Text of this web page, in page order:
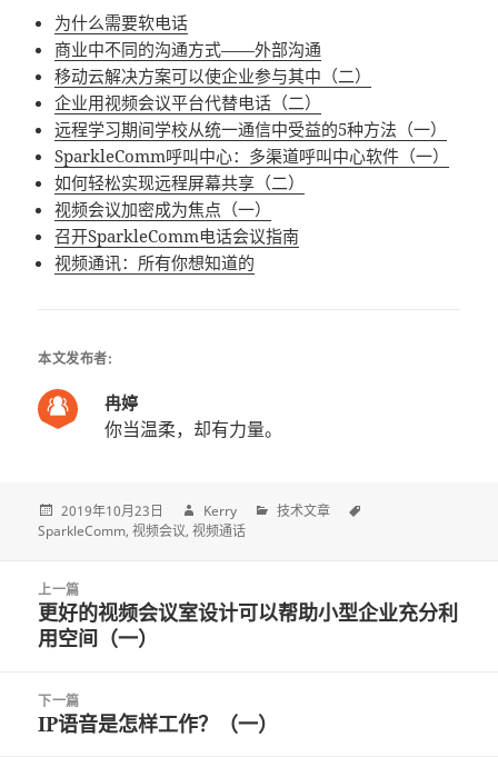
为什么需要软电话
商业中不同的沟通方式——外部沟通
移动云解决方案可以使企业参与其中（二）
企业用视频会议平台代替电话（二）
远程学习期间学校从统一通信中受益的5种方法（一）
SparkleComm呼叫中心：多渠道呼叫中心软件（一）
如何轻松实现远程屏幕共享（二）
视频会议加密成为焦点（一）
召开SparkleComm电话会议指南
视频通讯：所有你想知道的
本文发布者:
冉婷
你当温柔，却有力量。
2019年10月23日 Kerry
技术文章
SparkleComm 视频会议 视频通话
navigation
上一篇
上
一
文
章:
更好的视频会议室设计可以帮助小型企业充分利
用空间（一）
下一篇
下
IP语音是怎样工作？（一）